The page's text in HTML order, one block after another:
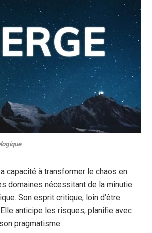
capacité à transformer le chaos en
domaines nécessitant de la minutie :
Son esprit critique, loin d’être
anticipe les risques, planifie avec
pragmatisme.